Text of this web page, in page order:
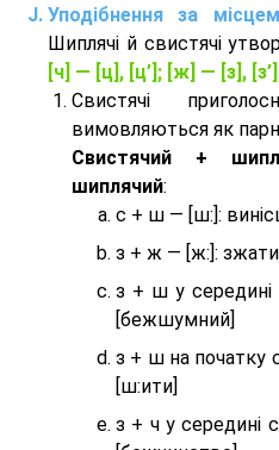
Уподібнення за
Шиплячі й свистячі
[ч] — [ц], [ц’]; [ж] — [з],
Свистячі
вимовляються як
Cвистячий +
шиплячий:
с + ш — [ш:]:
з + ж — [ж:]:
з + ш у
[бежшумний]
з + ш на
[ш:ити]
з + ч у середині